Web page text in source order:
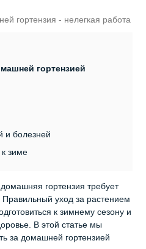
гортензия - нелегкая работа
гортензией
и болезней
к зиме
гортензия требует
уход за растением
к зимнему сезону и
В этой статье мы
за домашней гортензией